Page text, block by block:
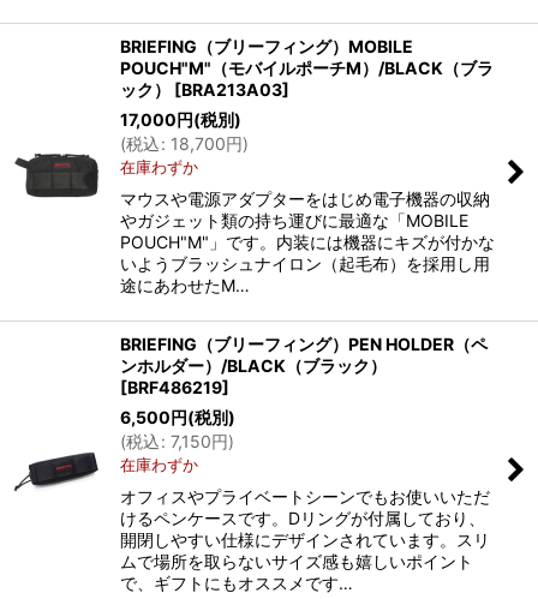
BRIEFING（ブリーフィング）MOBILE
POUCH"M"（モバイルポーチM）/BLACK（ブラ
ック）
[BRA213A03]
17,000円(税別)
(税込: 18,700円)
在庫わずか
マウスや電源アダプターをはじめ電子機器の収納
やガジェット類の持ち運びに最適な「MOBILE
POUCH"M"」です。内装には機器にキズが付かな
いようブラッシュナイロン（起毛布）を採用し用
途にあわせたM…
BRIEFING（ブリーフィング）PEN HOLDER（ペ
ンホルダー）/BLACK（ブラック）
[BRF486219]
6,500円(税別)
(税込: 7,150円)
在庫わずか
オフィスやプライベートシーンでもお使いいただ
けるペンケースです。Dリングが付属しており、
開閉しやすい仕様にデザインされています。スリ
ムで場所を取らないサイズ感も嬉しいポイント
で、ギフトにもオススメです…